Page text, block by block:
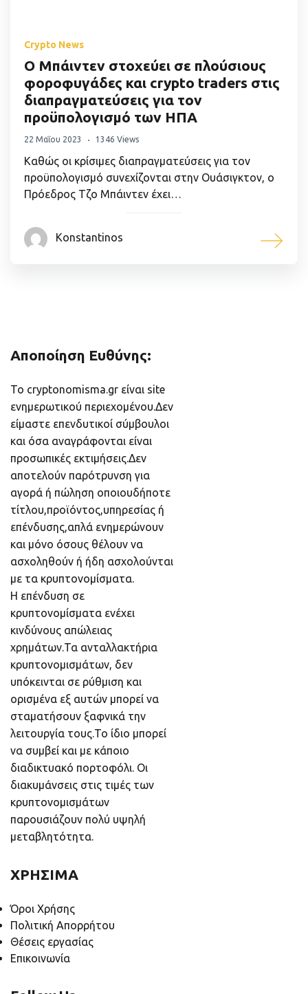
Crypto News
Ο Μπάιντεν στοχεύει σε πλούσιους
φοροφυγάδες και crypto traders στις
διαπραγματεύσεις για τον
προϋπολογισμό των ΗΠΑ
22 Μαΐου 2023 1346 Views
Καθώς οι κρίσιμες διαπραγματεύσεις για τον
προϋπολογισμό συνεχίζονται στην Ουάσιγκτον, ο
Πρόεδρος Τζο Μπάιντεν έχει…
Konstantinos
Αποποίηση Ευθύνης:
Το cryptonomisma.gr είναι site
ενημερωτικού περιεχομένου.Δεν
είμαστε επενδυτικοί σύμβουλοι
και όσα αναγράφονται είναι
προσωπικές εκτιμήσεις.Δεν
αποτελούν παρότρυνση για
αγορά ή πώληση οποιουδήποτε
τίτλου,προϊόντος,υπηρεσίας ή
επένδυσης,απλά ενημερώνουν
και μόνο όσους θέλουν να
ασχοληθούν ή ήδη ασχολούνται
με τα κρυπτονομίσματα.
Η επένδυση σε
κρυπτονομίσματα ενέχει
κινδύνους απώλειας
χρημάτων.Τα ανταλλακτήρια
κρυπτονομισμάτων, δεν
υπόκεινται σε ρύθμιση και
ορισμένα εξ αυτών μπορεί να
σταματήσουν ξαφνικά την
λειτουργία τους.Το ίδιο μπορεί
να συμβεί και με κάποιο
διαδικτυακό πορτοφόλι. Οι
διακυμάνσεις στις τιμές των
κρυπτονομισμάτων
παρουσιάζουν πολύ υψηλή
μεταβλητότητα.
ΧΡΗΣΙΜΑ
Όροι Χρήσης
Πολιτική Απορρήτου
Θέσεις εργασίας
Επικοινωνία